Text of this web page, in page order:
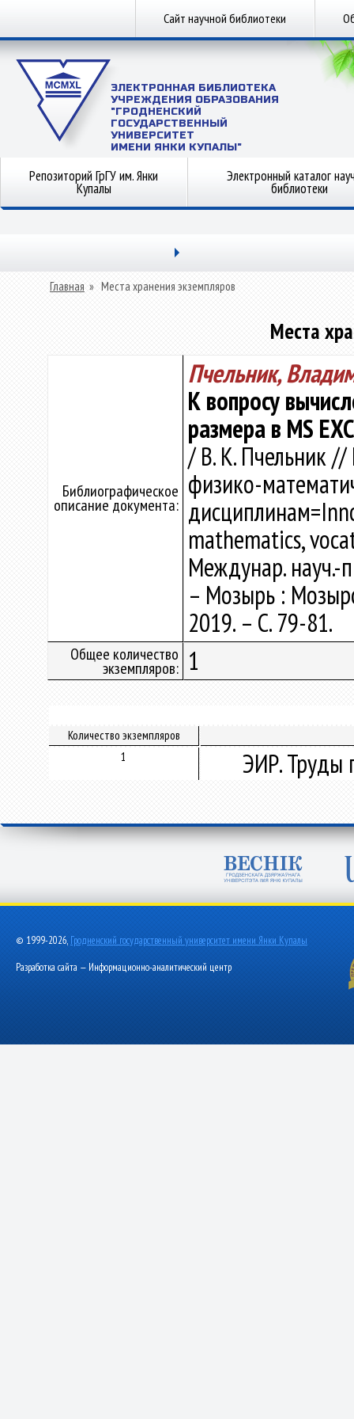
Сайт научной библиотеки
ЭЛЕКТРОННАЯ БИБЛИОТЕКА
УЧРЕЖДЕНИЯ ОБРАЗОВАНИЯ
"ГРОДНЕНСКИЙ
ГОСУДАРСТВЕННЫЙ
УНИВЕРСИТЕТ
ИМЕНИ ЯНКИ КУПАЛЫ"
Репозиторий ГрГУ им. Янки
Купалы
Электронный каталог
библиотеки
Главная » Места хранения экземпляров
Места
Библиографическое
описание документа:
Пчельник,
К вопросу
размера в MS
/ В. К. Пчельник
физико-
mathematics,
Междунар. науч.-
– Мозырь :
2019. – С. 79-81.
Общее количество
экземпляров: 1
Количество экземпляров
1
ЭИР. Труды
© 1999-2026, Гродненский государственный университет имени Янки Купалы
Разработка сайта — Информационно-аналитический центр